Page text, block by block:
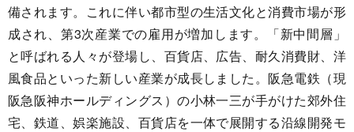
備されます。これに伴い都市型の生活文化と消費市場が形
成され、第3次産業での雇用が増加します。「新中間層」
と呼ばれる人々が登場し、百貨店、広告、耐久消費財、洋
風食品といった新しい産業が成長しました。阪急電鉄（現
阪急阪神ホールディングス）の小林一三が手がけた郊外住
宅、鉄道、娯楽施設、百貨店を一体で展開する沿線開発モ